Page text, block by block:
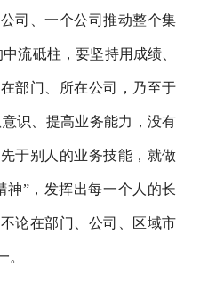
司、一个公司推动整个集
流砥柱，要坚持用成绩、
部门、所在公司，乃至于
识、提高业务能力，没有
于别人的业务技能，就做
神”，发挥出每一个人的长
论在部门、公司、区域市